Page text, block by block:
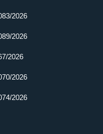
2026
2026
2026
2026
2026